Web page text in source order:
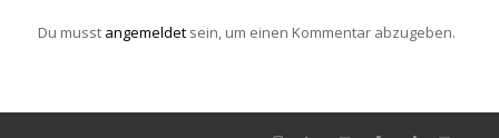
Du musst angemeldetsein, um einen Kommentar abzugeben.